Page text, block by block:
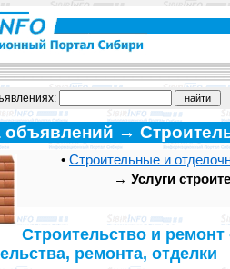
объявлений →
• Строительные и
→ Услуги
Строительство и ремонт
ремонта, отделки